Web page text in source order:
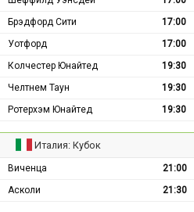
Брэдфорд Сити
17:00
Уотфорд
17:00
Колчестер Юнайтед
19:30
Челтнем Таун
19:30
Ротерхэм Юнайтед
19:30
Италия: Кубок
Виченца 21:00
Асколи
21:30